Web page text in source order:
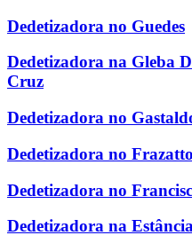
Dedetizadora no Guedes
Dedetizadora na Gleba
Cruz
Dedetizadora no
Dedetizadora no Frazatto
Dedetizadora no
Dedetizadora na